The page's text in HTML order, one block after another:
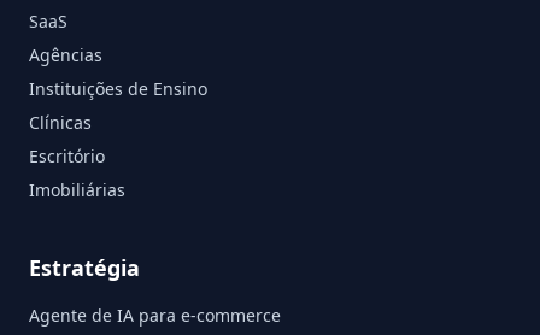
SaaS
Agências
Instituições de Ensino
Clínicas
Escritório
Imobiliárias
Estratégia
Agente de IA para e-commerce